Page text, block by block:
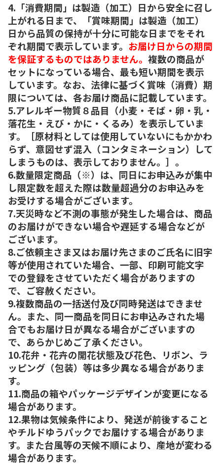
4.「消費期間」は製造（加工）日から安全に召し
上がれる日まで、「賞味期間」は製造（加工）
日から品質の保持が十分に可能な日までをそれ
ぞれ期間で表示しています。 お届け日からの期間
を保証するものではありません。 複数の商品が
セットになっている場合、最も短い期間を表示
しています。なお、法律に基づく賞味（消費）期
限については、各お届け商品に記載しています。
5.アレルギー物質８品目（小麦・そば・卵・乳・
落花生・えび・かに・くるみ）を表示していま
す。［原材料としては使用していないにもかかわ
らず、意図せず混入（コンタミネーション）して
しまうものは、表示しておりません。］。
6.数量限定商品（※）は、同日にお申込みが集中
し限定数を超えた際は数量超過分のお申込みを
お受けする場合がございます。
7.天災時など不測の事態が発生した場合は、商品
のお届けができない場合や遅延する場合などが
ございます。
8.ご依頼主さま又はお届け先さまのご氏名に旧字
等が使用されていた場合、一部、印刷可能文字
での登録をさせていただく場合がありますの
で、ご容赦ください。
9.複数商品の一括送付及び同時発送はできませ
ん。また、同一商品を同日にお申込みされた場
合でもお届け日が異なる場合がございますの
で、あらかじめご了承ください。
10.花弁・花卉の開花状態及び花色、リボン、ラ
ッピング（包装）等は多少異なる場合がありま
す。
11.商品の箱やパッケージデザインが変更になる
場合があります。
12.果物は気候条件により、発送が前後すること
やチルドゆうパックでお届けする場合がありま
す。また台風等の天候不順により、産地が変わる
場合があります。